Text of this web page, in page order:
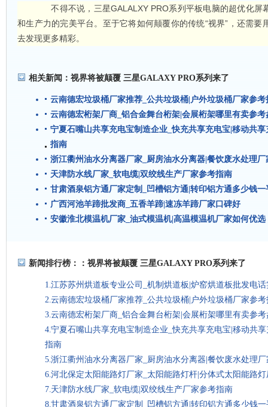
不得不说，三星GALALXY PRO系列平板电脑的超优化屏
和生产力的完美平台。至于它将如何颠覆你的传统“视界”，还需要
去发现更多精彩。
相关新闻： 视界将被颠覆 三星GALAXY PRO系列来了
云南德宏垃圾桶厂家推荐_公共垃圾桶|户外垃圾桶厂家参考
云南德宏桁架厂商_铝合金舞台桁架|会展桁架哪里有卖参考
宁夏石嘴山共享充电宝制造企业_快充共享充电宝|移动共
指南
浙江衢州油水分离器厂家_厨房油水分离器|餐饮废水处理厂
天津防水线厂家_软电缆|双绞线生产厂家参考指南
甘肃酒泉铝方通厂家定制_凹槽铝方通|转印铝方通多少钱一
广西河池羊蹄批发商_五香羊蹄|速冻羊蹄厂家口碑好
安徽淮北模温机厂家_油式模温机|高温模温机厂家如何优选
新闻排行榜：： 视界将被颠覆 三星GALAXY PRO系列来了
江苏苏州烘道板专业公司_机制烘道板|炉窑烘道板批发电
云南德宏垃圾桶厂家推荐_公共垃圾桶|户外垃圾桶厂家参考
云南德宏桁架厂商_铝合金舞台桁架|会展桁架哪里有卖参考
宁夏石嘴山共享充电宝制造企业_快充共享充电宝|移动共
指南
浙江衢州油水分离器厂家_厨房油水分离器|餐饮废水处理
河北保定太阳能路灯厂家_太阳能路灯杆|分体式太阳能路
天津防水线厂家_软电缆|双绞线生产厂家参考指南
甘肃酒泉铝方通厂家定制_凹槽铝方通|转印铝方通多少钱